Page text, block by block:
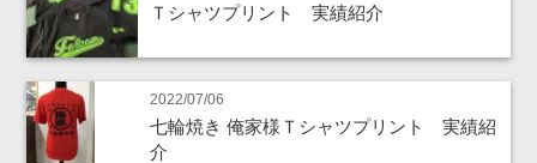
Ｔシャツプリント 実績紹介
2022/07/06
七輪焼き 俺家様Ｔシャツプリント 実績紹
介